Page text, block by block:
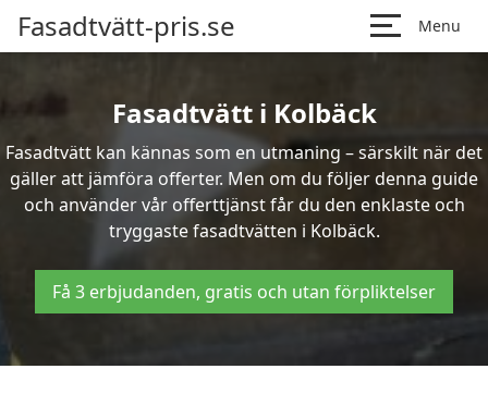
Fasadtvätt-pris.se Menu
Fasadtvätt i Kolbäck
Fasadtvätt kan kännas som en utmaning – särskilt när det
gäller att jämföra offerter. Men om du följer denna guide
och använder vår offerttjänst får du den enklaste och
tryggaste fasadtvätten i Kolbäck.
Få 3 erbjudanden, gratis och utan förpliktelser